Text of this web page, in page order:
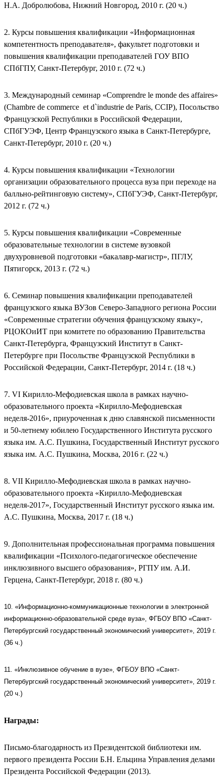
Н.А. Добролюбова, Нижний Новгород, 2010 г. (20 ч.)
2. Курсы повышения квалификации «Информационная
компетентность преподавателя», факультет подготовки и
повышения квалификации преподавателей ГОУ ВПО
СПбГПУ, Санкт-Петербург, 2010 г. (72 ч.)
3. Международный семинар «Comprendre le monde des affaires»
(Chambre de commerce et d`industrie de Paris, CCIP), Посольство
Французской Республики в Российской Федерации,
СПбГУЭФ, Центр Французского языка в Санкт-Петербурге,
Санкт-Петербург, 2010 г. (20 ч.)
4. Курсы повышения квалификации «Технологии
организации образовательного процесса вуза при переходе на
балльно-рейтинговую систему», СПбГУЭФ, Санкт-Петербург,
2012 г. (72 ч.)
5. Курсы повышения квалификации «Современные
образовательные технологии в системе вузовкой
двухуровневой подготовки «бакалавр-магистр», ПГЛУ,
Пятигорск, 2013 г. (72 ч.)
6. Семинар повышения квалификации преподавателей
французского языка ВУЗов Северо-Западного региона России
«Современные стратегии обучения французскому языку»,
РЦОКОиИТ при комитете по образованию Правительства
Санкт-Петербурга, Французский Институт в Санкт-
Петербурге при Посольстве Французской Республики в
Российской Федерации, Санкт-Петербург, 2014 г. (18 ч.)
7. VI Кирилло-Мефодиевская школа в рамках научно-
образовательного проекта «Кирилло-Мефодиевская
неделя-2016», приуроченная к дню славянской письменности
и 50-летнему юбилею Государственного Института русского
языка им. А.С. Пушкина, Государственный Институт русского
языка им. А.С. Пушкина, Москва, 2016 г. (22 ч.)
8. VII Кирилло-Мефодиевская школа в рамках научно-
образовательного проекта «Кирилло-Мефодиевская
неделя-2017», Государственный Институт русского языка им.
А.С. Пушкина, Москва, 2017 г. (18 ч.)
9. Дополнительная профессиональная программа повышения
квалификации «Психолого-педагогическое обеспечение
инклюзивного высшего образования», РГПУ им. А.И.
Герцена, Санкт-Петербург, 2018 г. (80 ч.)
10. «Информационно-коммуникационные технологии в электронной
информационно-образовательной среде вуза», ФГБОУ ВПО «Санкт-
Петербургский государственный экономический университет», 2019 г.
(36 ч.)
11. «Инклюзивное обучение в вузе», ФГБОУ ВПО «Санкт-
Петербургский государственный экономический университет», 2019 г.
(20 ч.)
Награды:
Письмо-благодарность из Президентской библиотеки им.
первого президента России Б.Н. Ельцина Управления делами
Президента Российской Федерации (2013).